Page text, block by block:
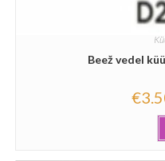
Beež vedel
€